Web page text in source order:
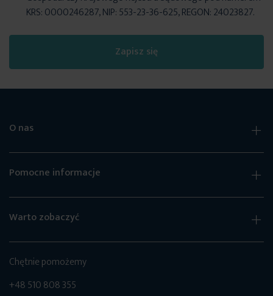
Zapisz się
KRS: 0000246287, NIP: 553-23-36-625, REGON: 24023827.
O nas
Pomocne informacje
Warto zobaczyć
Chętnie pomożemy
+48 510 808 355